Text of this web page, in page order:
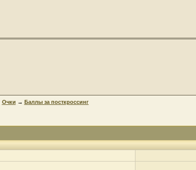
Очки → Баллы за посткроссинг